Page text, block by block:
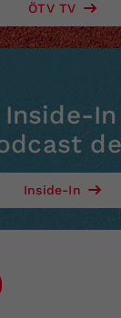
ÖTV TV
Inside-In
Inside-In